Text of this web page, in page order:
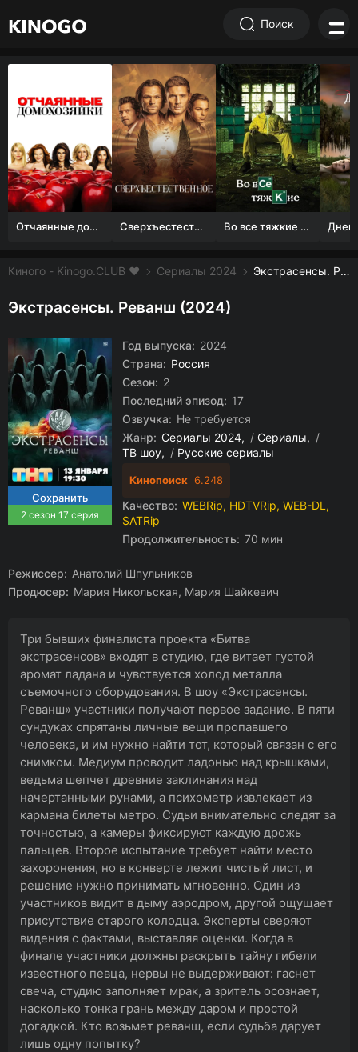
Поиск
Отчаянные домохозяйки (1 сезон) Сверхъестественное Во все тяжкие 1-5 сезон
Киного - Kinogo.CLUB ❤️ Сериалы 2024 Экстрасенсы. Реванш смотреть онлайн бесплатно
Экстрасенсы. Реванш (2024)
2 сезон 17 серия
Год выпуска: 2024
Страна: Россия
Сезон: 2
Последний эпизод: 17
Озвучка: Не требуется
Жанр: Сериалы 2024 / Сериалы
/
ТВ шоу
/ Русские сериалы
Кинопоиск 6.248
Качество: WEBRip, HDTVRip, WEB-DL,
SATRip
Продолжительность: 70 мин
Режиссер: Анатолий Шпульников
Продюсер: Мария Никольская, Мария Шайкевич
Три бывших финалиста проекта «Битва
экстрасенсов» входят в студию, где витает густой
аромат ладана и чувствуется холод металла
съемочного оборудования. В шоу «Экстрасенсы.
Реванш» участники получают первое задание. В пяти
сундуках спрятаны личные вещи пропавшего
человека, и им нужно найти тот, который связан с его
снимком. Медиум проводит ладонью над крышками,
ведьма шепчет древние заклинания над
начертанными рунами, а психометр извлекает из
кармана билеты метро. Судьи внимательно следят за
точностью, а камеры фиксируют каждую дрожь
пальцев. Второе испытание требует найти место
захоронения, но в конверте лежит чистый лист, и
решение нужно принимать мгновенно. Один из
участников видит в дыму аэродром, другой ощущает
присутствие старого колодца. Эксперты сверяют
видения с фактами, выставляя оценки. Когда в
финале участники должны раскрыть тайну гибели
известного певца, нервы не выдерживают: гаснет
свеча, студию заполняет мрак, а зритель осознает,
насколько тонка грань между даром и простой
догадкой. Кто возьмет реванш, если судьба дарует
лишь одну попытку?